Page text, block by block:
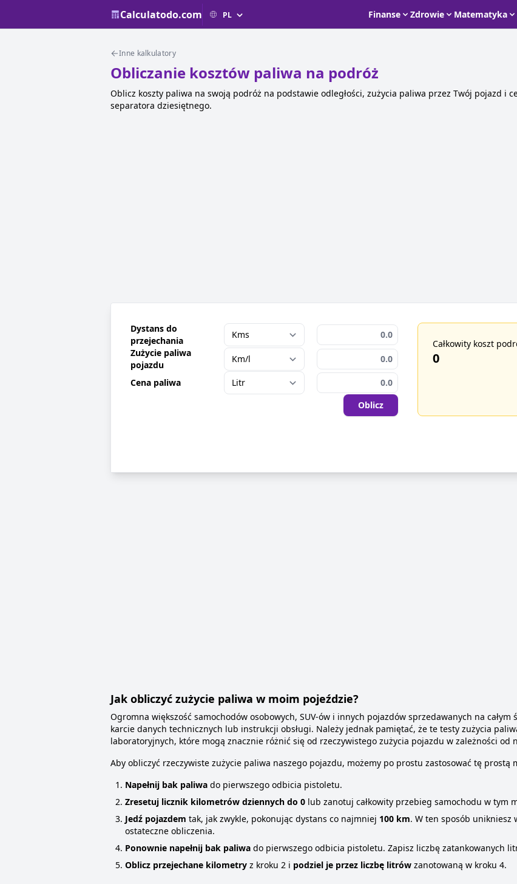
Calculatodo.com Finanse Zdrowie Matematyka
Inne kalkulatory
Obliczanie kosztów paliwa na podróż
Oblicz koszty paliwa na swoją podróż na podstawie odległości, zużycia paliwa przez Twój pojazd i
separatora dziesiętnego.
Dystans do
przejechania
Zużycie paliwa
pojazdu
Cena paliwa
Oblicz
Całkowity koszt
0
Jak obliczyć zużycie paliwa w moim pojeździe?
Ogromna większość samochodów osobowych, SUV-ów i innych pojazdów sprzedawanych na
karcie danych technicznych lub instrukcji obsługi. Należy jednak pamiętać, że te testy zużycia
laboratoryjnych, które mogą znacznie różnić się od rzeczywistego zużycia pojazdu w zależności od
Aby obliczyć rzeczywiste zużycie paliwa naszego pojazdu, możemy po prostu zastosować tę prostą
Napełnij bak paliwa do pierwszego odbicia pistoletu.
Zresetuj licznik kilometrów dziennych do 0 lub zanotuj całkowity przebieg samochodu w tym
Jedź pojazdem tak, jak zwykle, pokonując dystans co najmniej 100 km. W ten sposób unikniesz
ostateczne obliczenia.
Ponownie napełnij bak paliwa do pierwszego odbicia pistoletu. Zapisz liczbę zatankowanych
Oblicz przejechane kilometry z kroku 2 i podziel je przez liczbę litrów zanotowaną w kroku 4.